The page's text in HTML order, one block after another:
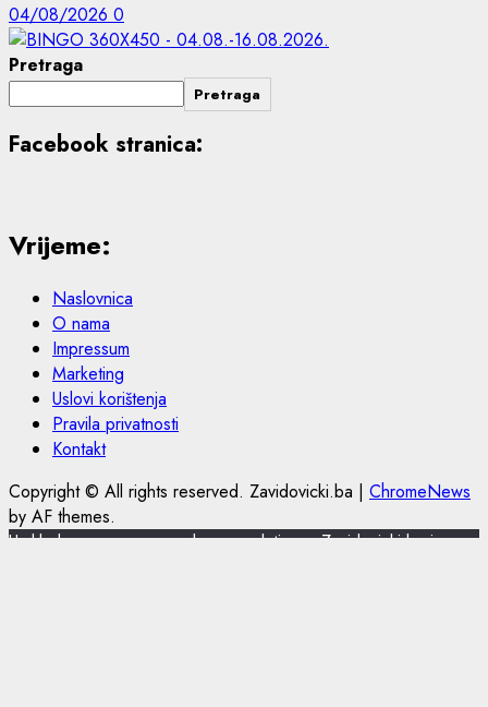
04/08/2026 0
Pretraga
Pretraga
Facebook stranica:
Vrijeme:
Naslovnica
O nama
Impressum
Marketing
Uslovi korištenja
Pravila privatnosti
Kontakt
Copyright © All rights reserved. Zavidovicki.ba | ChromeNews
by AF themes.
U skladu s novom europskom regulativom, Zavidovicki.ba je